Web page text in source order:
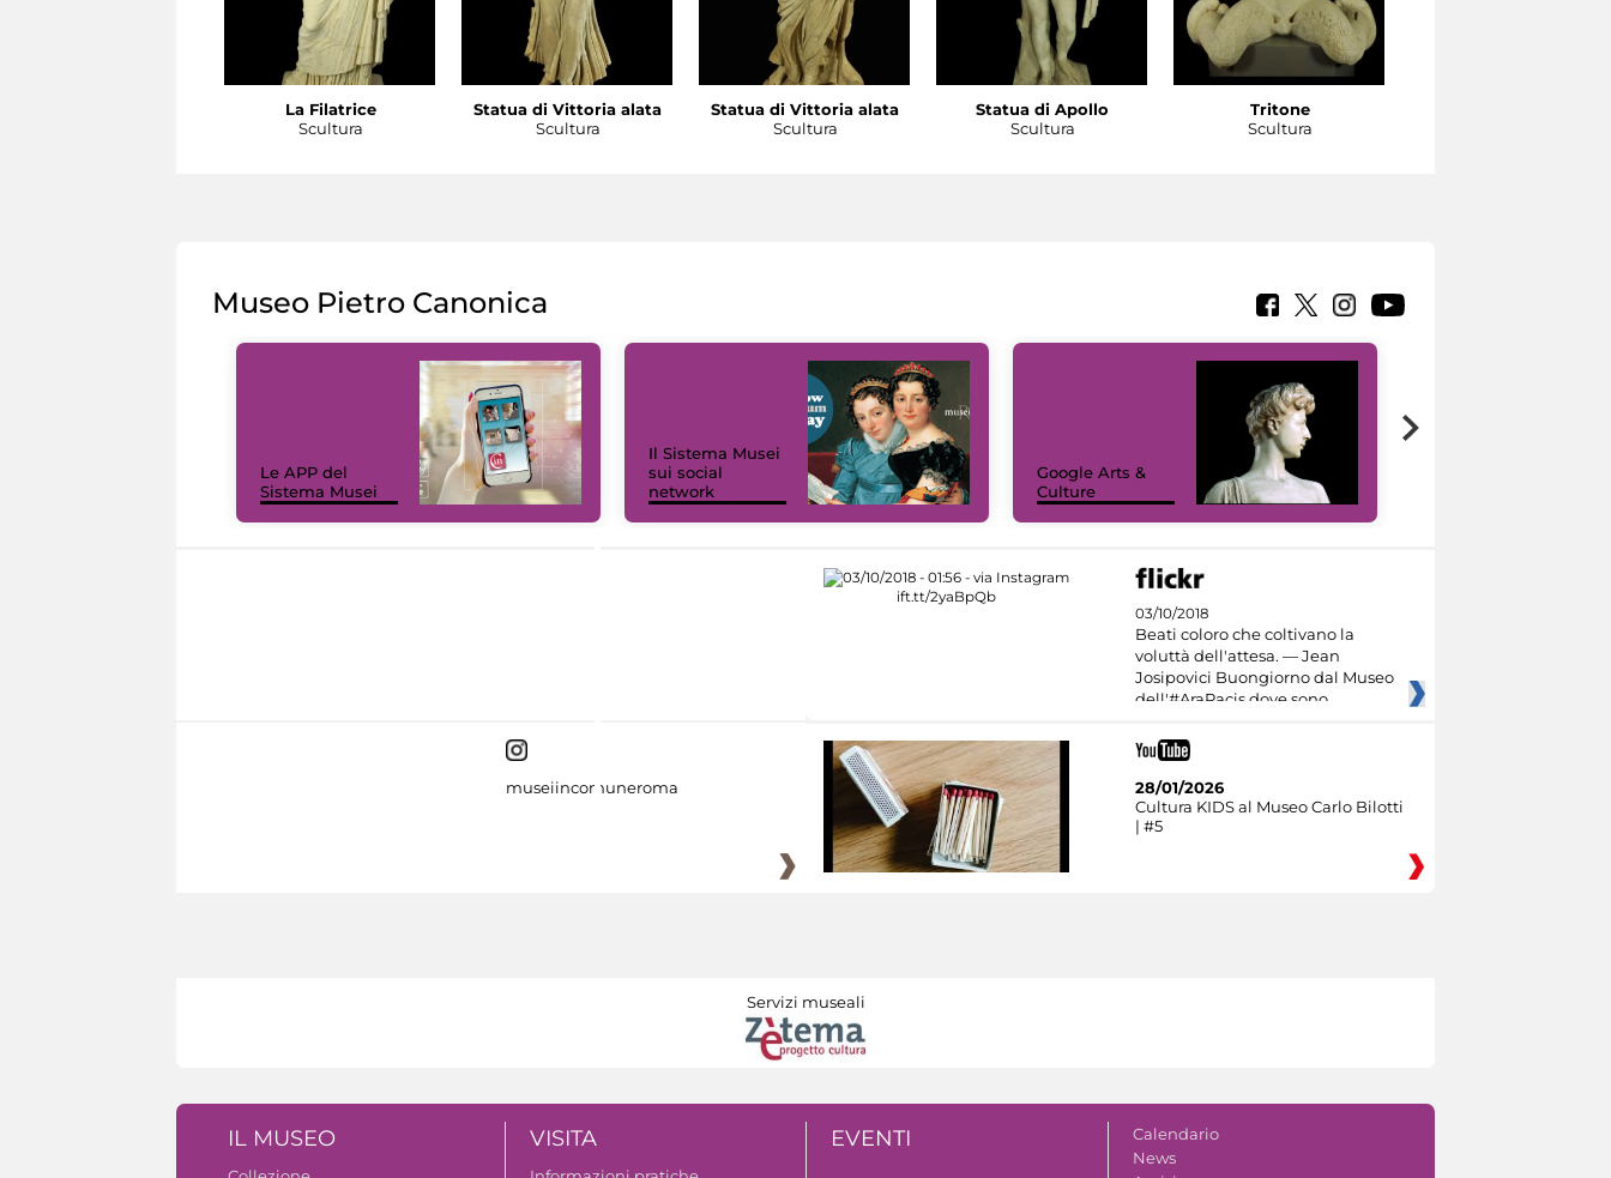
La Filatrice
Scultura
Statua di Vittoria alata
Scultura
Statua di Vittoria alata
Scultura
Statua di Apollo
Scultura
Tritone
Scultura
Museo Pietro Canonica
Le APP del
Sistema Musei
Il Sistema Musei
sui social
network
Google Arts &
Culture
03/10/2018
Beati coloro che coltivano la
voluttà dell'attesa. — Jean
Josipovici Buongiorno dal Museo
dell'#AraPacis dove sono
museiincomuneroma
28/01/2026
Cultura KIDS al Museo Carlo Bilotti
| #5
Servizi museali
IL MUSEO VISITA EVENTI
Calendario
News